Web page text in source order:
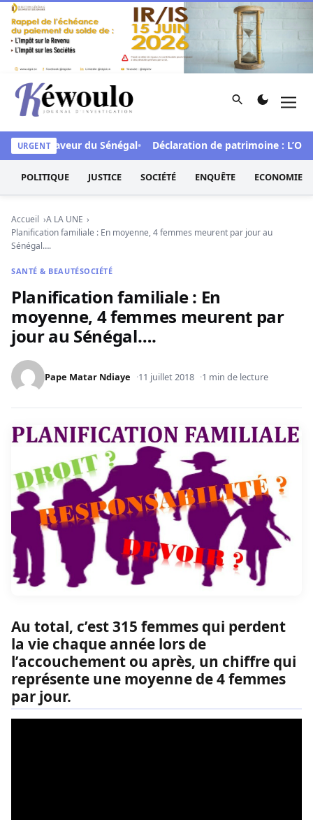
Aller au contenu
Kéwoulo, le premier site d'information et d'investigation
Rechercher
URGENT
en faveur du Sénégal Déclaration de patrimoine :
POLITIQUE JUSTICE SOCIÉTÉ ENQUÊTE ECONOMIE
Accueil
A LA UNE
Planification familiale : En moyenne, 4 femmes meurent par jour au
Sénégal….
SANTÉ & BEAUTÉSOCIÉTÉ
Planification familiale : En
moyenne, 4 femmes meurent par
jour au Sénégal….
Pape Matar Ndiaye 11 juillet 2018 1 min de lecture
Au total, c’est 315 femmes qui perdent
la vie chaque année lors de
l’accouchement ou après, un chiffre qui
représente une moyenne de 4 femmes
par jour.